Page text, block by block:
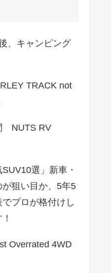
、キャンピング
TRACK not
NUTS RV
選」新車・
狙い目か、5年5
プロが格付けし
Overrated 4WD